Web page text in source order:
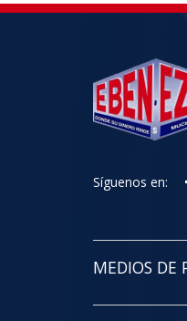
Síguenos en:
MEDIOS DE